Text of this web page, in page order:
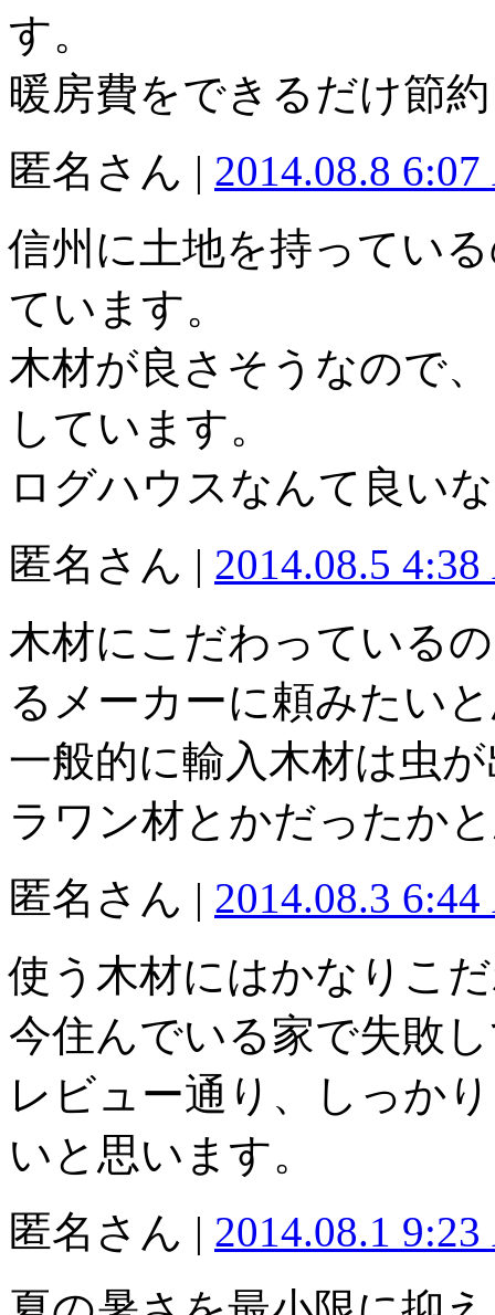
す。
暖房費をできるだけ節
匿名さん | 2014.08.8
信州に土地を持ってい
ています。
木材が良さそうなので
しています。
ログハウスなんて良い
匿名さん | 2014.08.5
木材にこだわっている
るメーカーに頼みたい
一般的に輸入木材は虫
ラワン材とかだったか
匿名さん | 2014.08.3
使う木材にはかなりこ
今住んでいる家で失敗
レビュー通り、しっか
いと思います。
匿名さん | 2014.08.1